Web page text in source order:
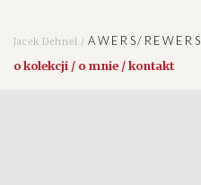
Jacek Dehnel /AWERS/REWERS
o kolekcji / o mnie / kontakt